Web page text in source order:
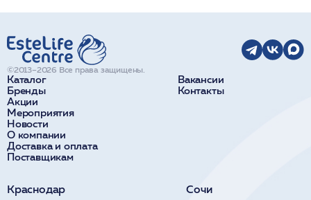
Каталог
Бренды
Акции
Мероприятия
Новости
О компании
Доставка и оплата
Поставщикам
Вакансии
Контакты
©2013–2026 Все права защищены.
Краснодар Сочи